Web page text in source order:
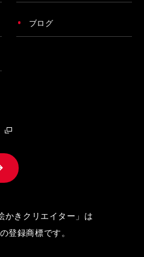
ブログ
かきクリエイター」は
登録商標です。